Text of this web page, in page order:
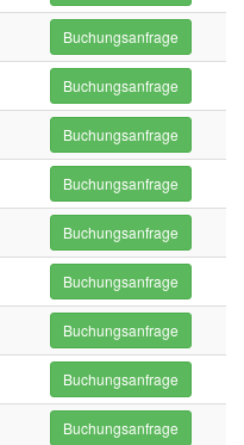
Buchungsanfrage
Buchungsanfrage
Buchungsanfrage
Buchungsanfrage
Buchungsanfrage
Buchungsanfrage
Buchungsanfrage
Buchungsanfrage
Buchungsanfrage